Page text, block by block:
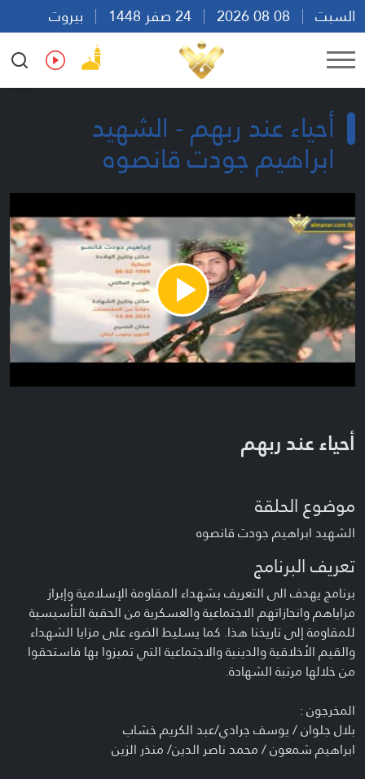
السبت
بيروت
08:19
Ar En Fr Es
أحياء عند ربهم - الشهيد
ابراهيم جودت قانصوه
Play
Video
أحياء عند ربهم
موضوع الحلقة
الشهيد ابراهيم جودت قانصوه
تعريف البرنامج
برنامج يهدف الى التعريف بشهداء المقاومة الإسلامية وإبراز
مزاياهم وانجازاتهم الاجتماعية والعسكرية من الحقبة التأسيسية
للمقاومة إلى تاريخنا هذا. كما يسليط الضوء على مزايا الشهداء
والقيم الأخلاقية والدينية والاجتماعية التي تميزوا بها فاستحقوا
من خلالها مرتبة الشهادة.
المخرجون :
بلال جلوان / يوسف جرادي/عبد الكريم خشاب
ابراهيم شمعون / محمد ناصر الدين/ منذر الزين